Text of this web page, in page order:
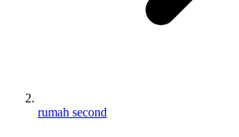
rumah second